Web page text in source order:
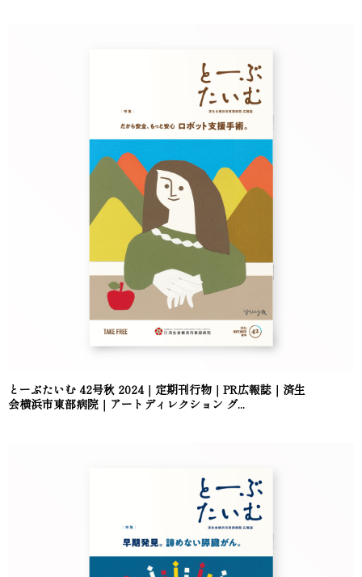
とーぶたいむ 42号秋 2024｜定期刊行物｜PR広報誌｜済生
会横浜市東部病院｜アートディレクション グ...